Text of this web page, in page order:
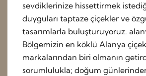
sevdiklerinize hissettirmek
duyguları taptaze çiçekler ve
tasarımlarla buluşturuyoruz.
Bölgemizin en köklü Alanya
markalarından biri olmanın
sorumlulukla; doğum